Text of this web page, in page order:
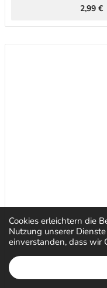
Cookies erleichtern die
Nutzung unserer
einverstanden, dass wir
2,99 €